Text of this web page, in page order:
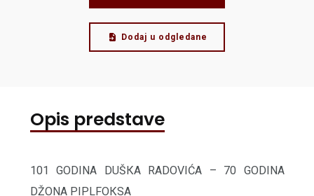
Dodaj u odgledane
Opis predstave
101 GODINA DUŠКA RADOVIĆA – 70 GODINA
DŽONA PIPLFOКSA